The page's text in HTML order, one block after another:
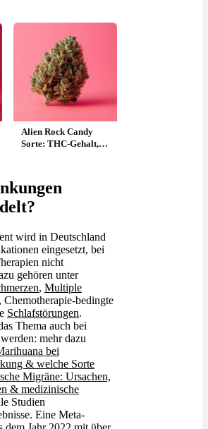
Alien Rock Candy
Sorte: THC-Gehalt,
wird in Deutschland
eingesetzt, bei
nicht
gehören unter
, Multiple
Chemotherapie-bedingte
Schlafstörungen.
Thema auch bei
mehr dazu
bei
& welche Sorte
Migräne: Ursachen,
& medizinische
Studien
Eine Meta-